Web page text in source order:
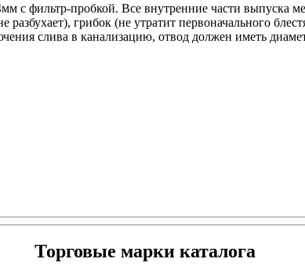
с фильтр-пробкой. Все внутренние части выпуска
грибок (не утратит первоначального
слива в канализацию, отвод должен иметь
Торговые марки каталога